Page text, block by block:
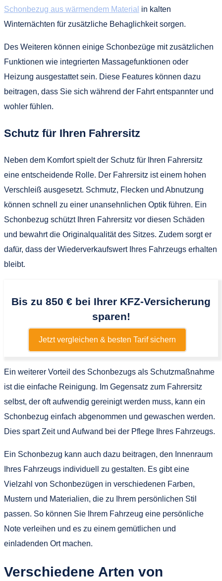
Schonbezug aus wärmendem Material in kalten
Winternächten für zusätzliche Behaglichkeit sorgen.
Des Weiteren können einige Schonbezüge mit zusätzlichen
Funktionen wie integrierten Massagefunktionen oder
Heizung ausgestattet sein. Diese Features können dazu
beitragen, dass Sie sich während der Fahrt entspannter und
wohler fühlen.
Schutz für Ihren Fahrersitz
Neben dem Komfort spielt der Schutz für Ihren Fahrersitz
eine entscheidende Rolle. Der Fahrersitz ist einem hohen
Verschleiß ausgesetzt. Schmutz, Flecken und Abnutzung
können schnell zu einer unansehnlichen Optik führen. Ein
Schonbezug schützt Ihren Fahrersitz vor diesen Schäden
und bewahrt die Originalqualität des Sitzes. Zudem sorgt er
dafür, dass der Wiederverkaufswert Ihres Fahrzeugs erhalten
bleibt.
Bis zu 850 € bei Ihrer KFZ-Versicherung
sparen!
Jetzt vergleichen & besten Tarif sichern
Ein weiterer Vorteil des Schonbezugs als Schutzmaßnahme
ist die einfache Reinigung. Im Gegensatz zum Fahrersitz
selbst, der oft aufwendig gereinigt werden muss, kann ein
Schonbezug einfach abgenommen und gewaschen werden.
Dies spart Zeit und Aufwand bei der Pflege Ihres Fahrzeugs.
Ein Schonbezug kann auch dazu beitragen, den Innenraum
Ihres Fahrzeugs individuell zu gestalten. Es gibt eine
Vielzahl von Schonbezügen in verschiedenen Farben,
Mustern und Materialien, die zu Ihrem persönlichen Stil
passen. So können Sie Ihrem Fahrzeug eine persönliche
Note verleihen und es zu einem gemütlichen und
einladenden Ort machen.
Verschiedene Arten von